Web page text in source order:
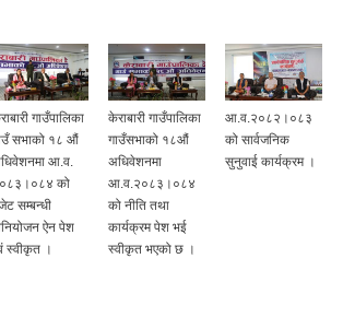
गाउँपालिका
सभाको १८ औं
आ.व.
को
सम्बन्धी
ऐन पेश
स्वीकृत ।
केराबारी गाउँपालिका
गाउँसभाको १८औं
अधिवेशनमा
आ.व.२०८३।०८४
को नीति तथा
कार्यक्रम पेश भई
स्वीकृत भएको छ ।
आ.व.२०८२।०८३
को सार्वजनिक
सुनुवाई कार्यक्रम ।